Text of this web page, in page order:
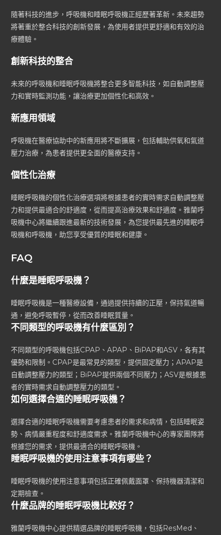
隨著科技的進步，呼吸機和睡眠呼吸機正經歷著革新。未來趨勢
將著重於整合科技的創新發展，為使用者提供更舒適和有效的治
療體驗。
創新科技的整合
未來的呼吸機和睡眠呼吸機將整合更多智能科技，如自動調整壓
力和實時監測功能，讓治療更加個性化和高效。
新應用領域
呼吸機在醫療協助中的新應用將不斷擴展，包括輔助供氧和氣道
壓力治療，為患者提供更全面的醫療支持。
個性化治療
睡眠呼吸機的個性化治療選項將根據患者的實時需求自動調整壓
力和提供最適合的舒適度，從而提高治療效果和舒適度。雅蘭呼
吸機中心將繼續跟進最新的技術發展，為您提供最先進的睡眠呼
吸機和呼吸機，助您享受優質的睡眠和健康。
FAQ
什麼是睡眠呼吸機？
睡眠呼吸機是一種醫療設備，通過提供持續的正壓，保持氣道暢
通，避免呼吸暫停，從而改善睡眠質量。
不同類型的呼吸機有什麼區別？
不同類型的呼吸機包括CPAP、APAP、BiPAP和ASV，各有其
優勢和限制。CPAP是最常見的類型，提供固定壓力；APAP是
自動調整壓力的類型；BiPAP提供兩個不同壓力；ASV是根據患
者的實時需求自動調整壓力的類型。
如何選擇合適的睡眠呼吸機？
選擇合適的睡眠呼吸機需要考慮患者的需求和病情，包括睡眠姿
勢、病情嚴重程度和舒適度需求。雅蘭呼吸機中心的專家團隊將
根據您的需求，提供最適合的睡眠呼吸機。
睡眠呼吸機的使用注意事項有哪些？
睡眠呼吸機的使用注意事項包括正確佩戴面罩、保持機器清潔和
定期檢查。
什麼品牌的睡眠呼吸機比較好？
雅蘭呼吸機中心提供精選品牌的睡眠呼吸機，包括ResMed、